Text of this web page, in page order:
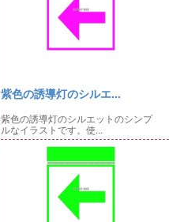
紫色の誘導灯のシルエ...
紫色の誘導灯のシルエットのシンプ
ルなイラストです。使...